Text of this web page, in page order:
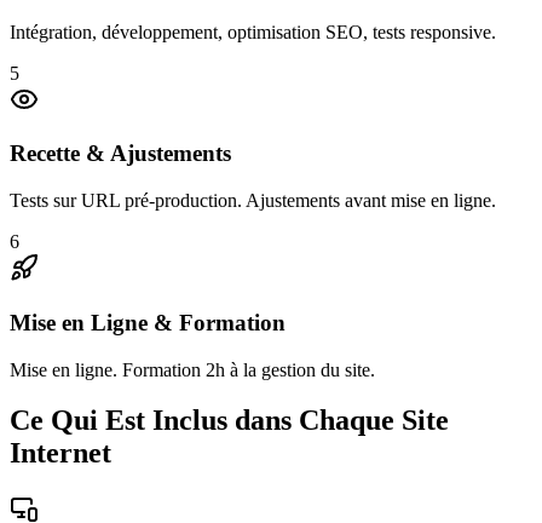
Intégration, développement, optimisation SEO, tests responsive.
5
Recette & Ajustements
Tests sur URL pré-production. Ajustements avant mise en ligne.
6
Mise en Ligne & Formation
Mise en ligne. Formation 2h à la gestion du site.
Ce Qui Est Inclus dans Chaque Site
Internet